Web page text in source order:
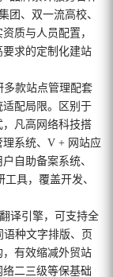
团、双一流高校、
质与人员配置，
求的定制化建站
多款站点管理配套
配局限。区别于
凡高网络科技搭
理系统、V + 网站应
自助备案系统、
具，覆盖开发、
译引擎，可支持全
语种文字排版、页
有效缩减外贸站
二三级等保基础